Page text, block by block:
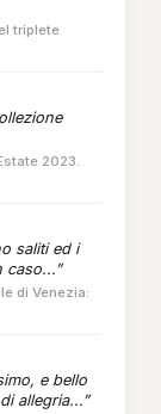
triplete
2023.
saliti ed i
caso...”
di Venezia:
e bello
allegria...”